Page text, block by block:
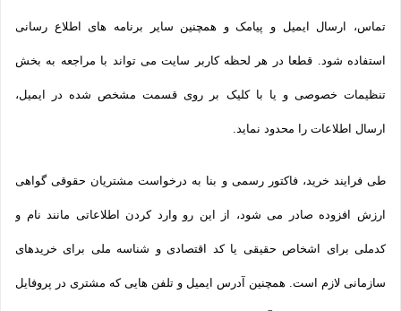
تماس، ارسال ایمیل و پیامک و همچنین سایر برنامه های اطلاع رسانی
استفاده شود. قطعا در هر لحظه کاربر سایت می تواند با مراجعه به بخش
تنظیمات خصوصی و یا با کلیک بر روی قسمت مشخص شده در ایمیل،
ارسال اطلاعات را محدود نماید.
طی فرایند خرید، فاکتور رسمی و بنا به درخواست مشتریان حقوقی گواهی
ارزش افزوده صادر می شود، از این رو وارد کردن اطلاعاتی مانند نام و
کدملی برای اشخاص حقیقی یا کد اقتصادی و شناسه ملی برای خریدهای
سازمانی لازم است. همچنین آدرس ایمیل و تلفن هایی که مشتری در پروفایل